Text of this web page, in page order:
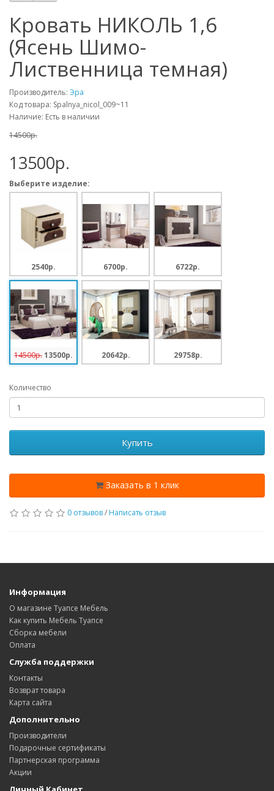
Кровать НИКОЛЬ 1,6
(Ясень Шимо-
Лиственница темная)
Производитель: Эра
Код товара: Spalnya_nicol_009~11
Наличие: Есть в наличии
14500p.
13500p.
Выберите изделие:
2540p. 6700p. 6722p.
14500p.13500p. 20642p. 29758p.
Количество
Купить
Заказать в 1 клик
0 отзывов/ Написать отзыв
Информация
О магазине Туапсе Мебель
Как купить Мебель Туапсе
Сборка мебели
Оплата
Служба поддержки
Контакты
Возврат товара
Карта сайта
Дополнительно
Производители
Подарочные сертификаты
Партнерская программа
Акции